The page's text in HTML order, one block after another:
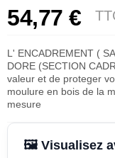
54,77 €
L' ENCADREMENT (
DORE (SECTION
valeur et de proteger
moulure en bois de la
mesure
🖼️ Visualisez